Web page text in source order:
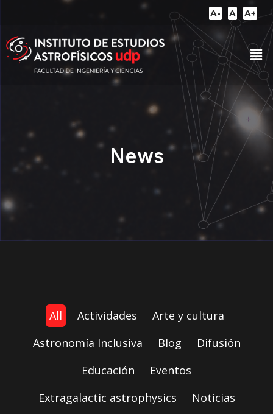
A- A A+
News
All Actividades
Arte y cultura
Astronomía Inclusiva
Blog
Difusión
Educación
Eventos
Extragalactic astrophysics
Noticias